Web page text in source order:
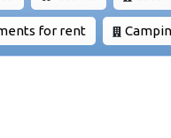
for rent